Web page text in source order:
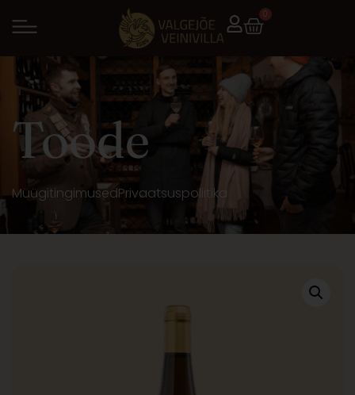
0
Toode
MüügitingimusedPrivaatsuspoliitika